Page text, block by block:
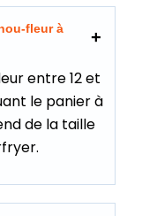
fleur à
entre 12 et
le panier à
de la taille